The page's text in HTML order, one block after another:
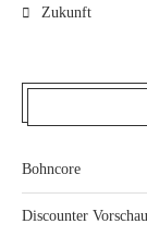
Zukunft
Bohncore
Discounter Vorschau